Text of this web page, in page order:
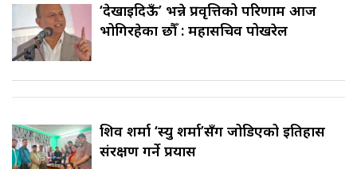
‘देखाइदिऊँ’ भन्ने प्रवृत्तिको परिणाम आज
भोगिरहेका छौँ : महासचिव पोखरेल
शिव शर्मा ‘स्यु शर्मा’सँग जोडिएको इतिहास
संरक्षण गर्ने प्रयास